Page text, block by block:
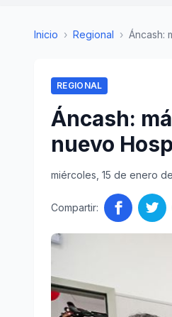
Inicio › Regional › Áncash:
REGIONAL
Áncash:
nuevo
miércoles, 15 de enero
Compartir: